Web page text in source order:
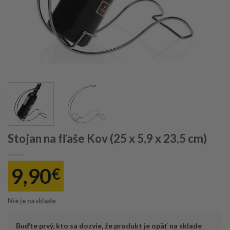
Stojan na fľaše Kov (25 x 5,9 x 23,5 cm)
9,90€
Nie je na sklade
Buďte prvý, kto sa dozvie, že produkt je opäť na sklade